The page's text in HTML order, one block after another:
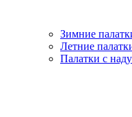
Зимние
Летние
Палатки с